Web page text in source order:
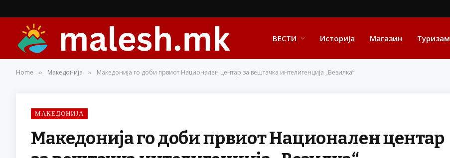
ВЕСТИ Историја Магазин Туризам
Home » Македонија » Македонија го доби првиот Национален центар за вештачка интелигенција „Везилка“
МАКЕДОНИЈА
Македонија го доби првиот Национален центар